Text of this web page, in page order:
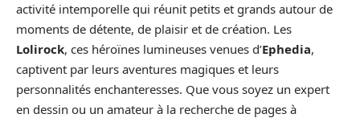
activité intemporelle qui réunit petits et grands autour de
moments de détente, de plaisir et de création. Les
Lolirock, ces héroïnes lumineuses venues d’Ephedia,
captivent par leurs aventures magiques et leurs
personnalités enchanteresses. Que vous soyez un expert
en dessin ou un amateur à la recherche de pages à